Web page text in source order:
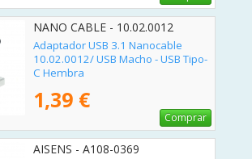
NANO CABLE - 10.02.0012
Adaptador USB 3.1 Nanocable
10.02.0012/ USB Macho - USB Tipo-
C Hembra
1,39 €
Comprar
AISENS - A108-0369